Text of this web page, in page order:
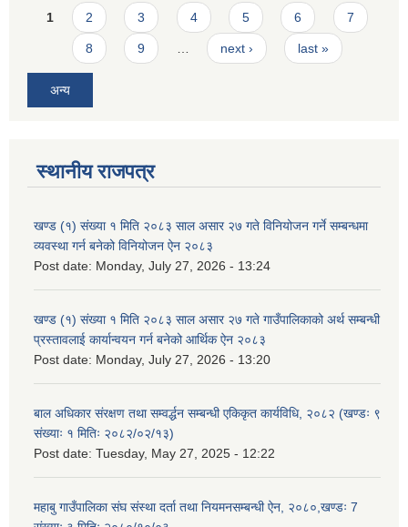
Pages
1 2 3 4 5 6 7
8 9 next › last »
अन्य
स्थानीय राजपत्र
खण्ड (१) संख्या १ मिति २०८३ साल असार २७ गते विनियोजन गर्ने सम्बन्धमा
व्यवस्था गर्न बनेको विनियोजन ऐन २०८३
Post date: Monday, July 27, 2026 - 13:24
खण्ड (१) संख्या १ मिति २०८३ साल असार २७ गते गाउँपालिकाको अर्थ सम्बन्धी
प्रस्तावलाई कार्यान्वयन गर्न बनेको आर्थिक ऐन २०८३
Post date: Monday, July 27, 2026 - 13:20
बाल अधिकार संरक्षण तथा सम्वर्द्धन सम्बन्धी एकिकृत कार्यविधि, २०८२ (खण्डः ९
संख्याः १ मितिः २०८२/०२/१३)
Post date: Tuesday, May 27, 2025 - 12:22
महाबु गाउँपालिका संघ संस्था दर्ता तथा नियमनसम्बन्धी ऐन, २०८०,खण्डः 7